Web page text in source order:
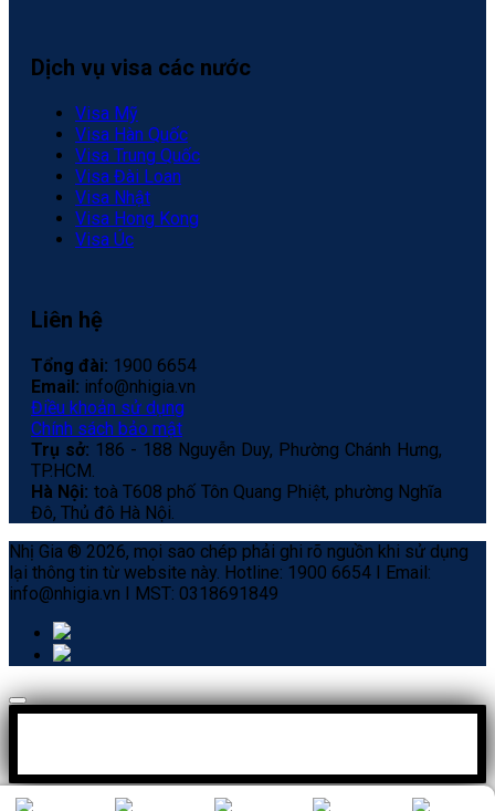
Dịch vụ visa các nước
Visa Mỹ
Visa Hàn Quốc
Visa Trung Quốc
Visa Đài Loan
Visa Nhật
Visa Hong Kong
Visa Úc
Liên hệ
Tổng đài: 1900 6654
Email: info@nhigia.vn
Điều khoản sử dụng
Chính sách bảo mật
Trụ sở: 186 - 188 Nguyễn Duy, Phường Chánh Hưng,
TP.HCM.
Hà Nội: toà T608 phố Tôn Quang Phiệt, phường Nghĩa
Đô, Thủ đô Hà Nội.
Nhị Gia ® 2026, mọi sao chép phải ghi rõ nguồn khi sử dụng
lại thông tin từ website này. Hotline: 1900 6654 I Email:
info@nhigia.vn I MST: 0318691849